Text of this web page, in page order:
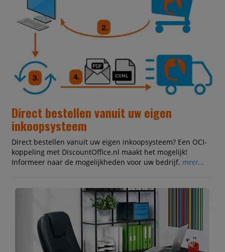
Direct bestellen vanuit uw eigen
inkoopsysteem
Direct bestellen vanuit uw eigen inkoopsysteem? Een OCI-
koppeling met DiscountOffice.nl maakt het mogelijk!
Informeer naar de mogelijkheden voor uw bedrijf. meer...